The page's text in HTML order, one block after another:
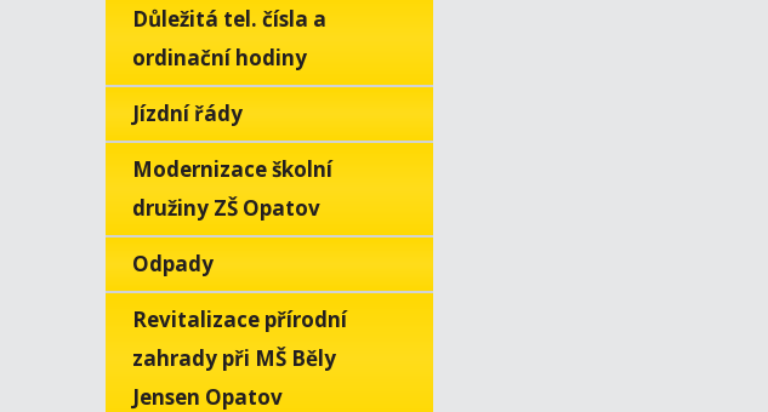
Důležitá tel. čísla a
ordinační hodiny
Jízdní řády
Modernizace školní
družiny ZŠ Opatov
Odpady
Revitalizace přírodní
zahrady při MŠ Běly
Jensen Opatov